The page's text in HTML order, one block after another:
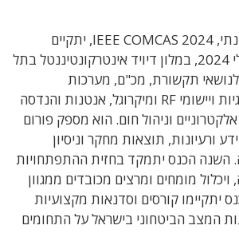
הכנס הבינלאומי השנתי, IEEE COMCAS 2024, יתקיים
בתאריכים 9-11 ביולי 2024, במלון דיויד אינטרקונטיננטל בתל
תקשורת, מכ"ם, מערכות
אלקטרוניות, טכנולוגיות ויישומי RF ומיקרוגל, אנטנות והנדסה
וניהול חום. הוא מספק פורום
ורעיונות, תוצאות מחקר וניסיון
השנה הכנס יתמקד בחזית ההתפתחויות
מומחים ומרצים מכובדים ממגוון
יתקיימו קורסים וסדנאות מקצועיות
המצב הביטחוני בישראל על התחומים